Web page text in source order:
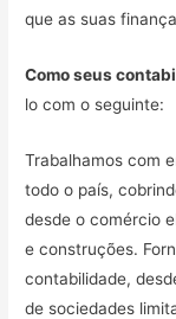
que as suas
Como seus
lo com o seguinte:
Trabalhamos com
todo o país,
desde o comércio
e construções.
contabilidade,
de sociedades